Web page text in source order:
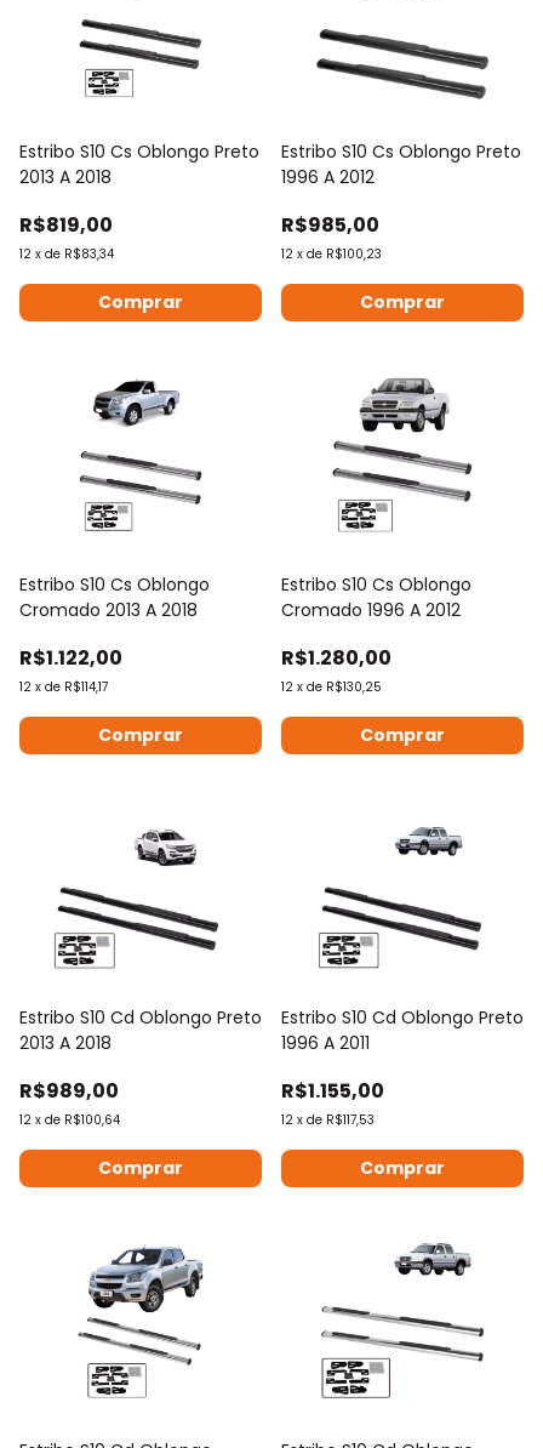
Estribo S10 Cs Oblongo Preto
2013 A 2018
R$819,00
12 x de R$83,34
Estribo S10 Cs Oblongo Preto
1996 A 2012
R$985,00
12 x de R$100,23
Estribo S10 Cs Oblongo
Cromado 2013 A 2018
R$1.122,00
12 x de R$114,17
Estribo S10 Cs Oblongo
Cromado 1996 A 2012
R$1.280,00
12 x de R$130,25
Estribo S10 Cd Oblongo Preto
2013 A 2018
R$989,00
12 x de R$100,64
Estribo S10 Cd Oblongo Preto
1996 A 2011
R$1.155,00
12 x de R$117,53